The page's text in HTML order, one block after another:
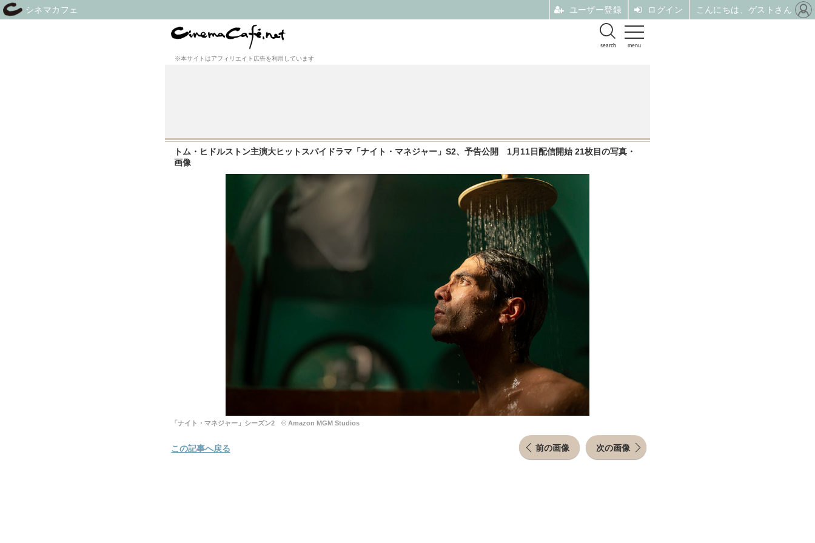
menu
search
※本サイトはアフィリエイト広告を利用しています
トム・ヒドルストン主演大ヒットスパイドラマ「ナイト・マネジャー」S2、予告公開 1月11日配信開始 21枚目の写真・
画像
「ナイト・マネジャー」シーズン2 © Amazon MGM Studios
前の画像 次の画像
この記事へ戻る
シネマカフェ ユーザー登録 ログイン こんにちは、ゲストさん